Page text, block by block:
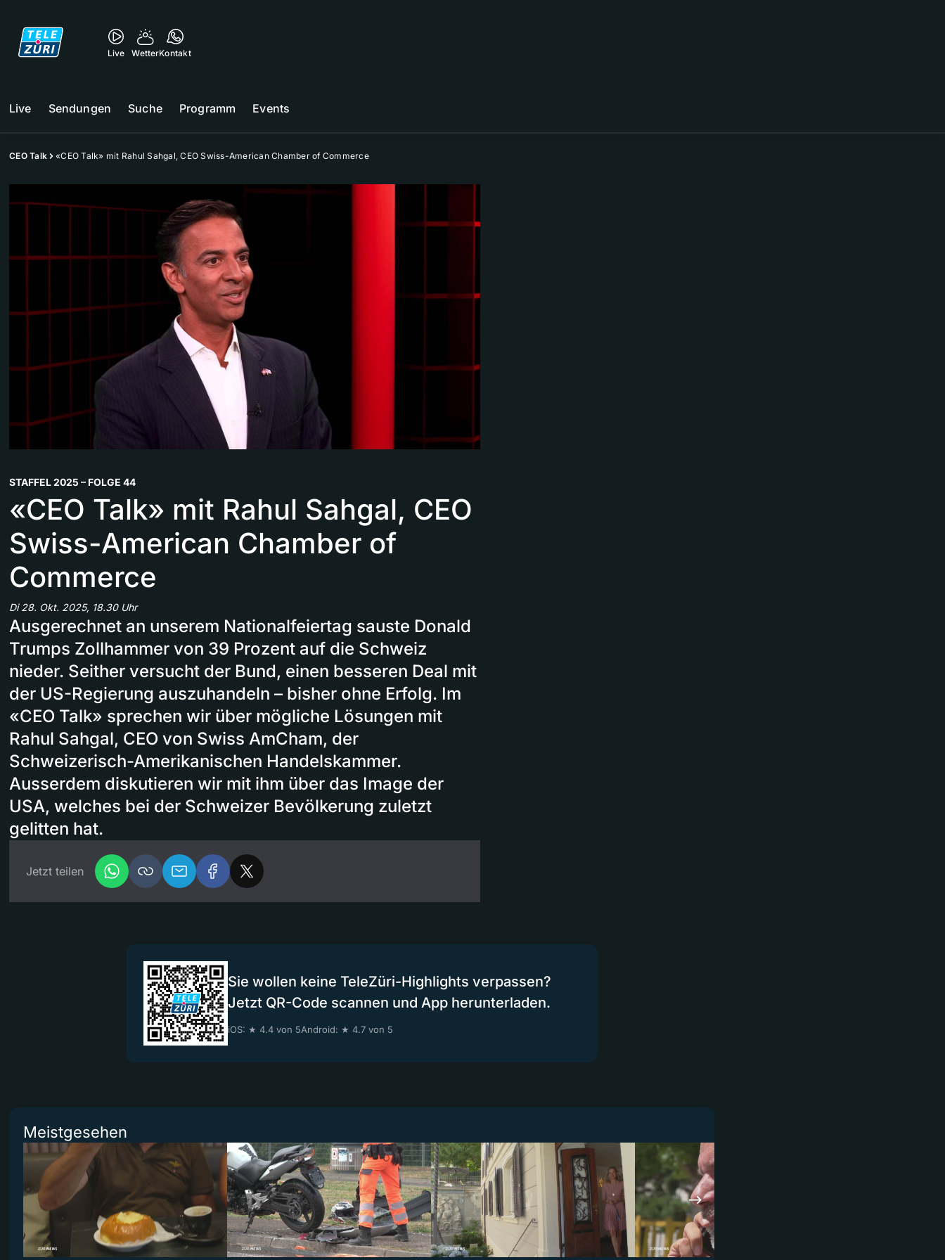
Live WetterKontakt
Live Sendungen Suche Programm Events
CEO Talk «CEO Talk» mit Rahul Sahgal, CEO Swiss-American Chamber of Commerce
STAFFEL 2025 – FOLGE 44
«CEO Talk» mit Rahul Sahgal, CEO
Swiss-American Chamber of
Commerce
Di 28. Okt. 2025, 18.30 Uhr
Ausgerechnet an unserem Nationalfeiertag sauste Donald
Trumps Zollhammer von 39 Prozent auf die Schweiz
nieder. Seither versucht der Bund, einen besseren Deal mit
der US-Regierung auszuhandeln – bisher ohne Erfolg. Im
«CEO Talk» sprechen wir über mögliche Lösungen mit
Rahul Sahgal, CEO von Swiss AmCham, der
Schweizerisch-Amerikanischen Handelskammer.
Ausserdem diskutieren wir mit ihm über das Image der
USA, welches bei der Schweizer Bevölkerung zuletzt
gelitten hat.
Jetzt teilen
Sie wollen keine TeleZüri-Highlights verpassen?
Jetzt QR-Code scannen und App herunterladen.
iOS: ★ 4.4 von 5Android: ★ 4.7 von 5
Meistgesehen